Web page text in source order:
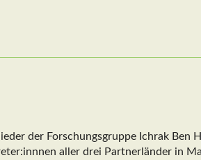
der Forschungsgruppe Ichrak Ben
aller drei Partnerländer in